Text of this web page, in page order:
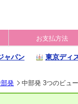
お支払方法
ャパン 東京ディ
発 中部発 3つのビュ